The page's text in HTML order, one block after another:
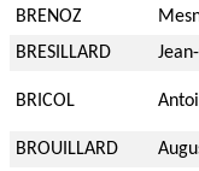
BRENOZ
BRESILLARD
BRICOL
BROUILLARD